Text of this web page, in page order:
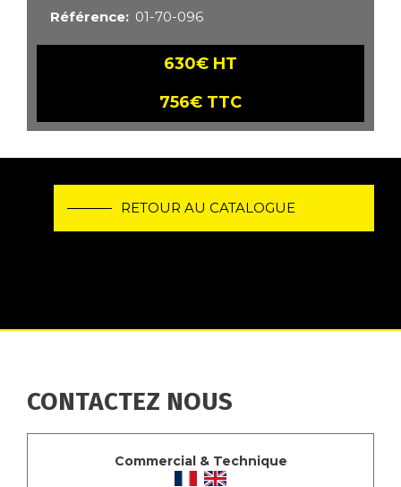
Référence
01-70-096
630€ HT
756€ TTC
RETOUR AU CATALOGUE
CONTACTEZ NOUS
Commercial & Technique